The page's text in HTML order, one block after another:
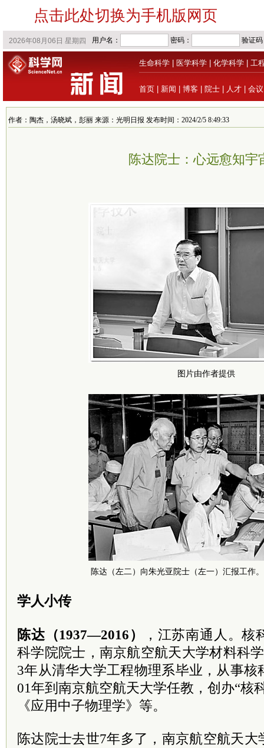
点击此处切换为手机版网页
生命科学 医学科学 化学科学 工
首页 新闻 博客 院士 人才 会议
作者：陶杰，汤晓斌，彭丽 来源：光明日报 发布时间：2024/2/5 8:49:33
陈达院士：心远愈知宇
图片由作者提供
陈达（左二）向朱光亚院士（左一）汇报工作
学人小传
陈达（1937—2016）
，江苏南通人。
科学院院士，南京航空航天大学材料科
3年从清华大学工程物理系毕业，从事核
01年到南京航空航天大学任教，创办“核
《应用中子物理学》等。
陈达院士去世7年多了，南京航空航天